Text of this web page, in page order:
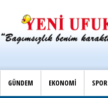
GÜNDEM EKONOMİ SPOR